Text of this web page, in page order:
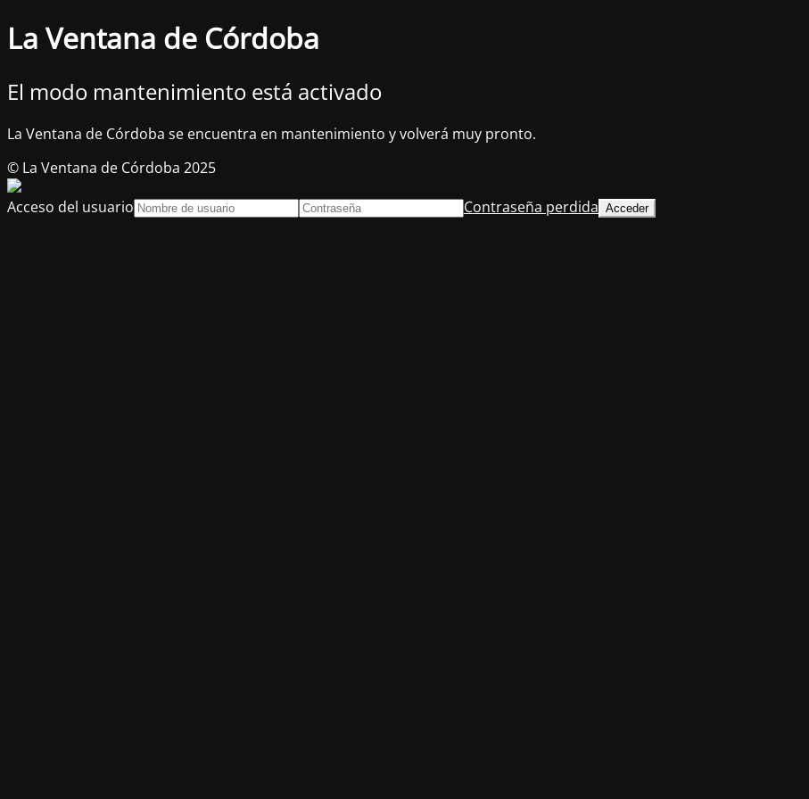
La Ventana de Córdoba
El modo mantenimiento está activado
La Ventana de Córdoba se encuentra en mantenimiento y volverá muy pronto.
© La Ventana de Córdoba 2025
Acceso del usuario
Contraseña perdida